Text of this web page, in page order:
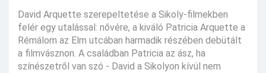
David Arquette szerepeltetése a Sikoly-filmekben
felér egy utalással: nővére, a kiváló Patricia Arquette a
Rémálom az Elm utcában harmadik részében debütált
a filmvásznon. A családban Patricia az ász, ha
színészetről van szó - David a Sikolyon kívül nem